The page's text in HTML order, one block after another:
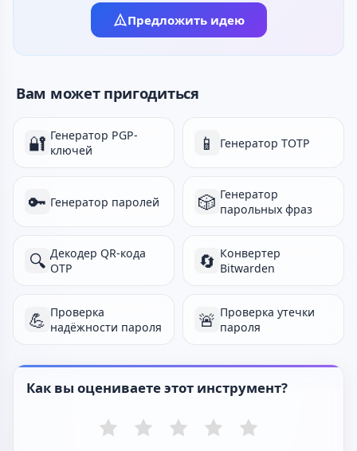
Предложить идею
Вам может пригодиться
🔐 Генератор PGP-
ключей
📱 Генератор TOTP
🔑 Генератор паролей 🎲 Генератор
парольных фраз
🔍 Декодер QR-кода
OTP
🔄 Конвертер
Bitwarden
💪 Проверка
надёжности пароля
🚨 Проверка утечки
пароля
Как вы оцениваете этот инструмент?